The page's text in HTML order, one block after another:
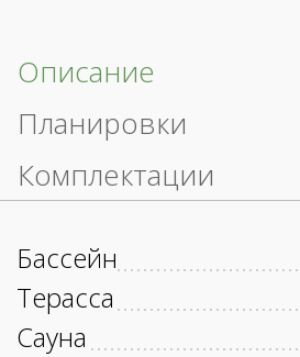
Описание
Планировки
Комплектации
Бассейн
Терасса
Сауна